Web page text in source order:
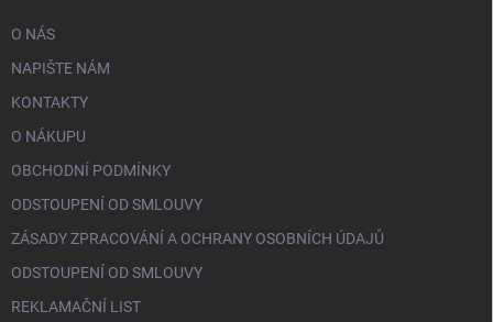
O NÁS
NAPIŠTE NÁM
KONTAKTY
O NÁKUPU
OBCHODNÍ PODMÍNKY
ODSTOUPENÍ OD SMLOUVY
ZÁSADY ZPRACOVÁNÍ A OCHRANY OSOBNÍCH ÚDAJŮ
ODSTOUPENÍ OD SMLOUVY
REKLAMAČNÍ LIST